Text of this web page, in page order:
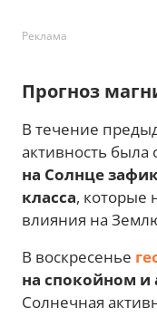
Реклама
Прогноз
В течение
активность была
на Солнце
класса, которые
влияния на
В воскресенье
на спокойном и
Солнечная